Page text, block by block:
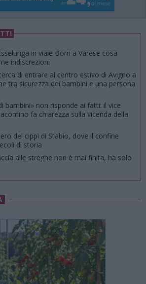
in viale Borri a Varese cosa
indiscrezioni
di entrare al centro estivo di Avigno a
tra sicurezza dei bambini e una persona
bambini» non risponde ai fatti: il vice
fa chiarezza sulla vicenda della
dei cippi di Stabio, dove il confine
di storia
alle streghe non è mai finita, ha solo